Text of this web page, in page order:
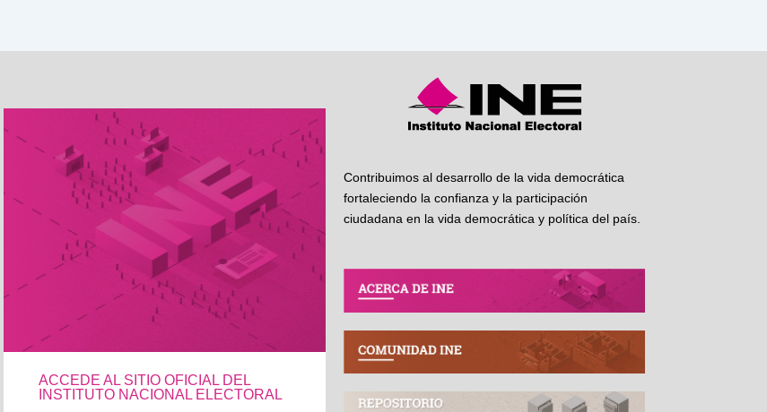
ACCEDE AL SITIO OFICIAL DEL
INSTITUTO NACIONAL ELECTORAL
Contribuimos al desarrollo de la vida democrática
fortaleciendo la confianza y la participación
ciudadana en la vida democrática y política del país.